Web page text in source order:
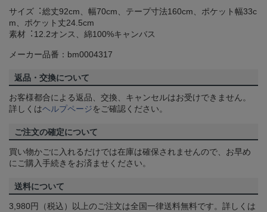
サイズ︓総丈92cm、幅70cm、テープ寸法160cm、ポケット幅33c
m、ポケット丈24.5cm
素材︓12.2オンス、綿100%キャンバス
メーカー品番：bm0004317
返品・交換について
お客様都合による返品、交換、キャンセルはお受けできません。
詳しくはヘルプページをご確認ください。
ご注文の確定について
買い物かごに入れるだけでは在庫は確保されませんので、お早め
にご購入手続きをお済ませください。
送料について
3,980円（税込）以上のご注文は全国一律送料無料です。詳しくは